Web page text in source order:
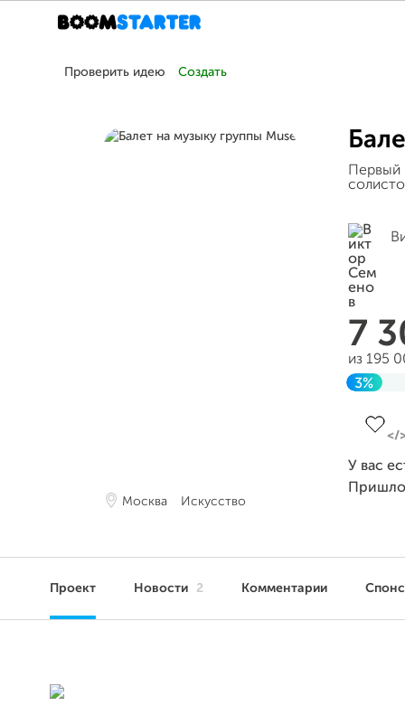
Проверить идею Создать
Москва Искусство
7
из 195
3%
У вас
Проект Новости 2 Комментарии